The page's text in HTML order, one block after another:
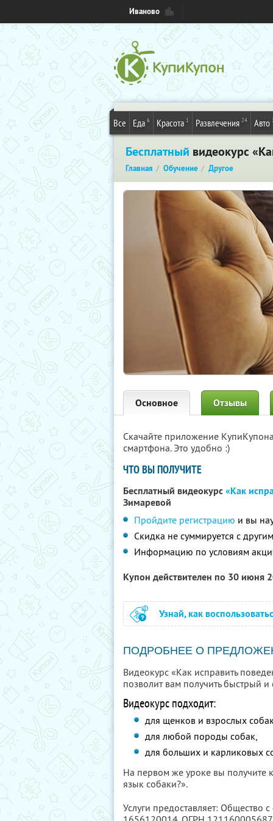
Иваново
Все Еда 6 Красота 1 Развлечения 24 Авто
Бесплатный видеокурс
Главная Обучение Другое
Основное Отзывы
Скачайте приложение
смартфона. Это удобно :)
ЧТО ВЫ ПОЛУЧИТЕ
Бесплатный видеокурс«Как
Зимаревой
Пройдите регистрацию и вы
Скидка не суммируется с
Информацию по условиям
Купон действителен по 30 июня
Узнай, как
ПОДРОБНЕЕ О
Видеокурс «Как исправить
позволит вам получить быстрый и
Видеокурс подходит:
для щенков и взрослых
для любой породы собак,
для больших и карликовых
На первом же уроке вы получите
язык собаки?».
Услуги предоставляет: Общество